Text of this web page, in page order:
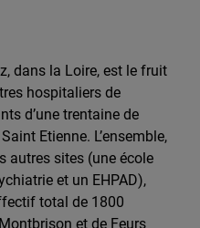
dans la Loire, est le fruit
hospitaliers de
d’une trentaine de
Etienne. L’ensemble,
autres sites (une école
et un EHPAD),
total de 1800
et de Feurs